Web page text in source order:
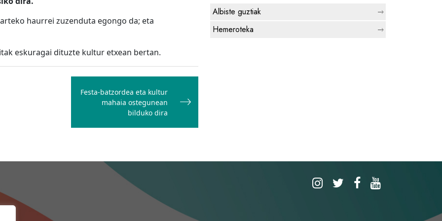
haurrei zuzenduta egongo da; eta
eskuragai dituzte kultur etxean bertan.
Festa-batzordea eta kultur
mahaia ostegunean
bilduko dira
Albiste guztiak
Hemeroteka